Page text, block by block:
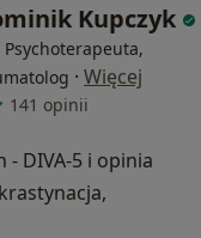
Kupczyk
Psychoterapeuta,
· Więcej
141 opinii
- DIVA-5 i opinia